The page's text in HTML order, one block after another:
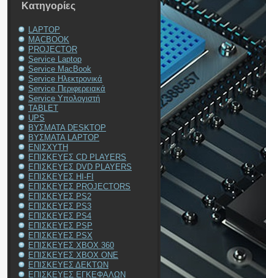
Kατηγορίες
LAPTOP
MACBOOK
PROJECTOR
Service Laptop
Service MacBook
Service Ηλεκτρονικά
Service Περιφερειακά
Service Υπολογιστή
TABLET
UPS
ΒΥΣΜΑΤΑ DESKTOP
ΒΥΣΜΑΤΑ LAPTOP
ΕΝΙΣΧΥΤΗ
ΕΠΙΣΚΕΥΕΣ CD PLAYERS
ΕΠΙΣΚΕΥΕΣ DVD PLAYERS
ΕΠΙΣΚΕΥΕΣ HI-FI
ΕΠΙΣΚΕΥΕΣ PROJECTORS
ΕΠΙΣΚΕΥΕΣ PS2
ΕΠΙΣΚΕΥΕΣ PS3
ΕΠΙΣΚΕΥΕΣ PS4
ΕΠΙΣΚΕΥΕΣ PSP
ΕΠΙΣΚΕΥΕΣ PSX
ΕΠΙΣΚΕΥΕΣ XBOX 360
ΕΠΙΣΚΕΥΕΣ XBOX ONE
ΕΠΙΣΚΕΥΕΣ ΔΕΚΤΩΝ
ΕΠΙΣΚΕΥΕΣ ΕΓΚΕΦΑΛΩΝ